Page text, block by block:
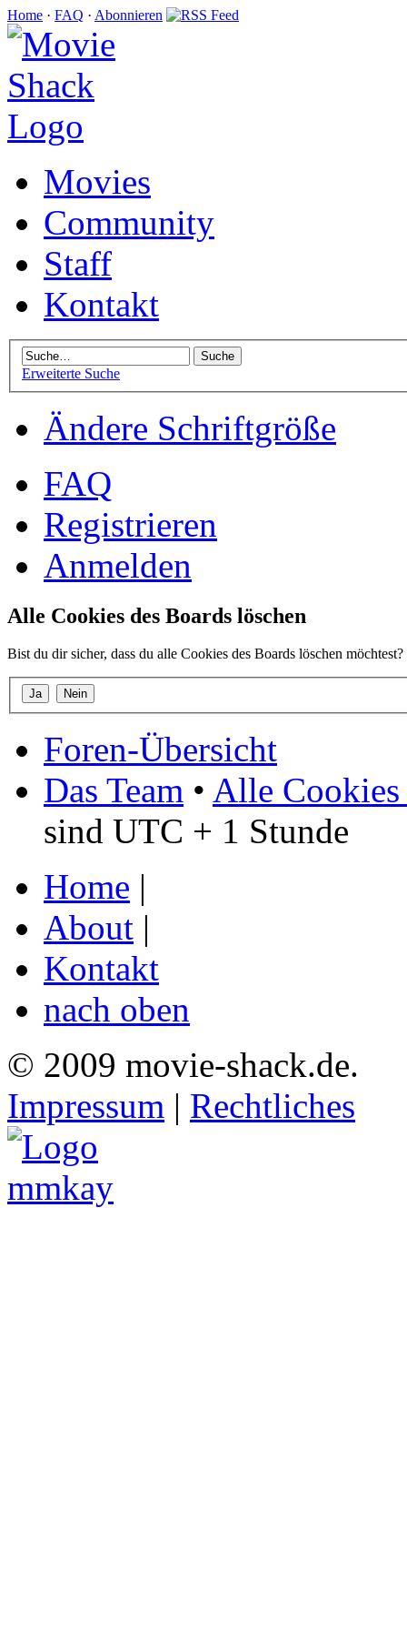
Home · FAQ · Abonnieren
Movies
Community
Staff
Kontakt
Erweiterte Suche
Ändere Schriftgröße
FAQ
Registrieren
Anmelden
Alle Cookies des Boards löschen
Bist du dir sicher, dass du alle Cookies des Boards löschen möchtest?
Foren-Übersicht
Das Team • Alle Cookies
sind UTC + 1 Stunde
Home |
About |
Kontakt
nach oben
© 2009 movie-shack.de.
Impressum | Rechtliches